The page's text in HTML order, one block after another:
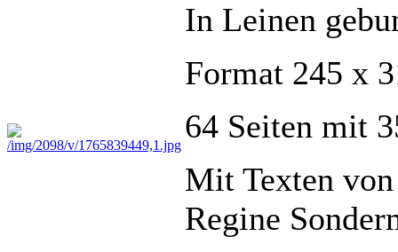
In Leinen
Format 245 x
64 Seiten mit
Mit Texten von
Regine